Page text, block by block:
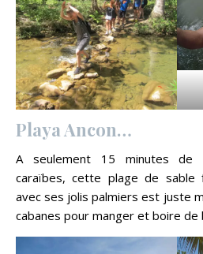
Playa Ancon…
A seulement 15 minutes de
caraïbes, cette plage de sable
avec ses jolis palmiers est juste
cabanes pour manger et boire de